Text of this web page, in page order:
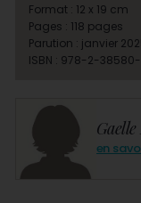
en
Format : 12 x 19 cm
Pages : 118 pages
Parution : janvier
ISBN : 978-2-